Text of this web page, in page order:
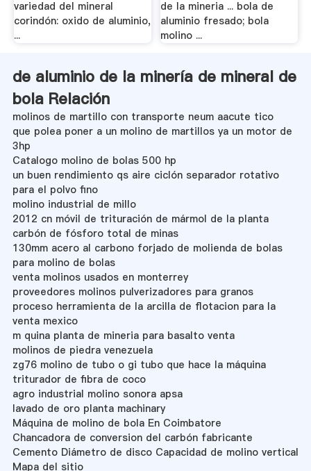
variedad del mineral
corindón: oxido de aluminio,
...
de la mineria ... bola de
aluminio fresado; bola
molino ...
de aluminio de la minería de mineral de
bola Relación
molinos de martillo con transporte neum aacute tico
que polea poner a un molino de martillos ya un motor de
3hp
Catalogo molino de bolas 500 hp
un buen rendimiento qs aire ciclón separador rotativo
para el polvo fino
molino industrial de millo
2012 cn móvil de trituración de mármol de la planta
carbón de fósforo total de minas
130mm acero al carbono forjado de molienda de bolas
para molino de bolas
venta molinos usados en monterrey
proveedores molinos pulverizadores para granos
proceso herramienta de la arcilla de flotacion para la
venta mexico
m quina planta de mineria para basalto venta
molinos de piedra venezuela
zg76 molino de tubo o gi tubo que hace la máquina
triturador de fibra de coco
agro industrial molino sonora apsa
lavado de oro planta machinary
Máquina de molino de bola En Coimbatore
Chancadora de conversion del carbón fabricante
Cemento Diámetro de disco Capacidad de molino vertical
Mapa del sitio